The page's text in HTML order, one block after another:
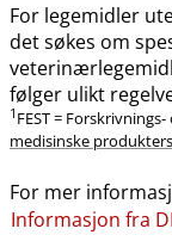
For legemidler
det søkes om
følger ulikt
1 FEST =
medisinske produkters
For mer
Informasjon fra